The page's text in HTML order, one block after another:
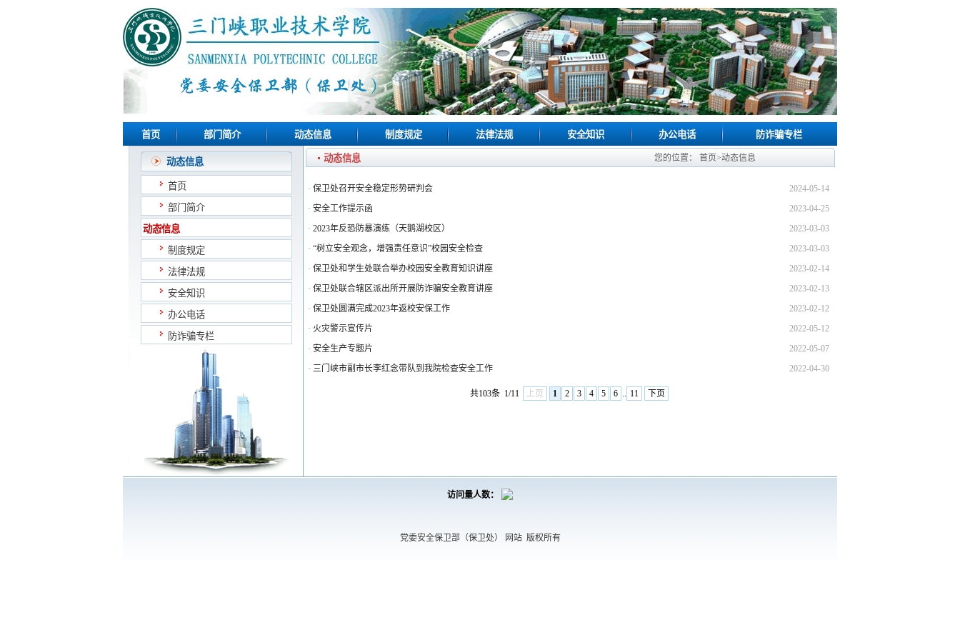
首页 部门简介 动态信息 制度规定 法律法规 安全知识 办公电话 防诈骗专栏
动态信息
首页
部门简介
动态信息
制度规定
法律法规
安全知识
办公电话
防诈骗专栏
动态信息 您的位置： 首页>动态信息
· 保卫处召开安全稳定形势研判会
2024-05-14
· 安全工作提示函
2023-04-25
· 2023年反恐防暴演练（天鹅湖校区）
2023-03-03
· “树立安全观念，增强责任意识”校园安全检查
2023-03-03
· 保卫处和学生处联合举办校园安全教育知识讲座
2023-02-14
· 保卫处联合辖区派出所开展防诈骗安全教育讲座
2023-02-13
· 保卫处圆满完成2023年返校安保工作
2023-02-12
· 火灾警示宣传片
2022-05-12
· 安全生产专题片
2022-05-07
· 三门峡市副市长李红念带队到我院检查安全工作 2022-04-30
共103条 1/11 上页 1 2 3 4 5 6 .. 11 下页
访问量人数：
党委安全保卫部（保卫处） 网站 版权所有